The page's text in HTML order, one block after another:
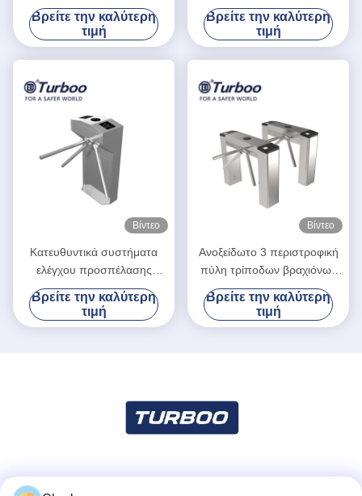
ελέγχου προσπέλασης RFID
πυλών περιστροφικών
πυλών υψηλής ασφαλείας
μέσης
Βρείτε την καλύτερη
τιμή
τρίποδα Τρεις βραχίονες
γύρισμα LV129
Βρείτε την καλύτερη
τιμή
Βίντεο
Κατευθυντικά συστήματα
ελέγχου προσπέλασης
πυλών περιστροφικών
πυλών τρίποδων ύψους
μέσης γυμναστικής
Βρείτε την καλύτερη
τιμή
Βίντεο
Ανοξείδωτο 3 περιστροφική
πύλη τρίποδων βραχιόνων
για το φυσικό εισιτήριο
σημείων που ελέγχει το
σύστημα
Βρείτε την καλύτερη
τιμή